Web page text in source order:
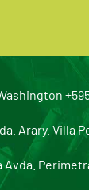
Arary. Villa